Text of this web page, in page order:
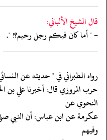
قال الشيخ الألباني:
- " أما كان فيكم رجل رحيم؟! ".
‏‏‏‏_____________________
‏‏‏‏رواه الطبراني في " حديثه عن النسائي " (316 / 1) : أنبأنا محمد
‏‏‏‏حرب المروزي قال: أخبرنا علي بن
النحوي عن
‏‏‏‏عكرمة عن ابن عباس: أن النبي
وفيهم